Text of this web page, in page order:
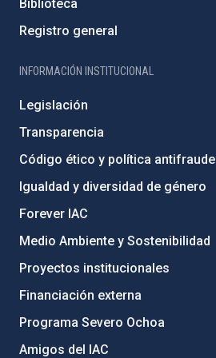
Biblioteca
Registro general
INFORMACIÓN INSTITUCIONAL
Legislación
Transparencia
Código ético y política antifraude
Igualdad y diversidad de género
Forever IAC
Medio Ambiente y Sostenibilidad
Proyectos institucionales
Financiación externa
Programa Severo Ochoa
Amigos del IAC